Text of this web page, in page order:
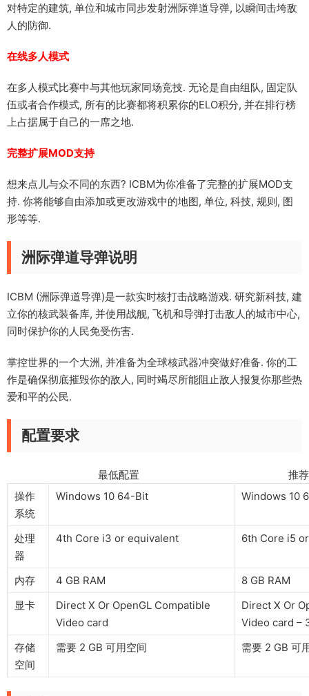
对特定的建筑, 单位和城市同步发射洲际弹道导弹, 以瞬间击垮敌
人的防御.
在线多人模式
在多人模式比赛中与其他玩家同场竞技. 无论是自由组队, 固定队
伍或者合作模式, 所有的比赛都将积累你的ELO积分, 并在排行榜
上占据属于自己的一席之地.
完整扩展MOD支持
想来点儿与众不同的东西? ICBM为你准备了完整的扩展MOD支
持. 你将能够自由添加或更改游戏中的地图, 单位, 科技, 规则, 图
形等等.
洲际弹道导弹说明
ICBM (洲际弹道导弹)是一款实时核打击战略游戏. 研究新科技, 建
立你的核武装备库, 并使用战舰, 飞机和导弹打击敌人的城市中心,
同时保护你的人民免受伤害.
掌控世界的一个大洲, 并准备为全球核武器冲突做好准备. 你的工
作是确保彻底摧毁你的敌人, 同时竭尽所能阻止敌人报复你那些热
爱和平的公民.
配置要求
最低配置 推荐配
操作
系统
Windows 10 64-Bit Windows 10
处理
器
4th Core i3 or equivalent 6th Core i5
内存 4 GB RAM
8 GB RAM
显卡
Direct X Or OpenGL Compatible
Video card
Direct X Or
Video card –
存储
空间
需要 2 GB 可用空间 需要 2 GB 可